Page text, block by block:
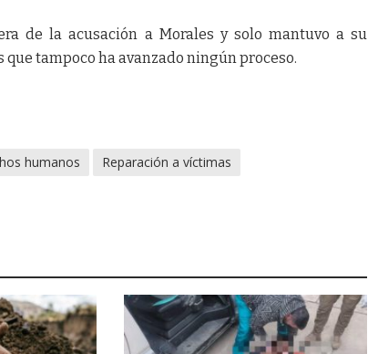
de la acusación a Morales y solo mantuvo a su
tampoco ha avanzado ningún proceso.
humanos
Reparación a víctimas